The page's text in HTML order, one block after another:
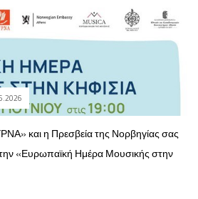
και η Πρεσβεία της Νορβηγίας σας
«Ευρωπαϊκή Ημέρα Μουσικής στην